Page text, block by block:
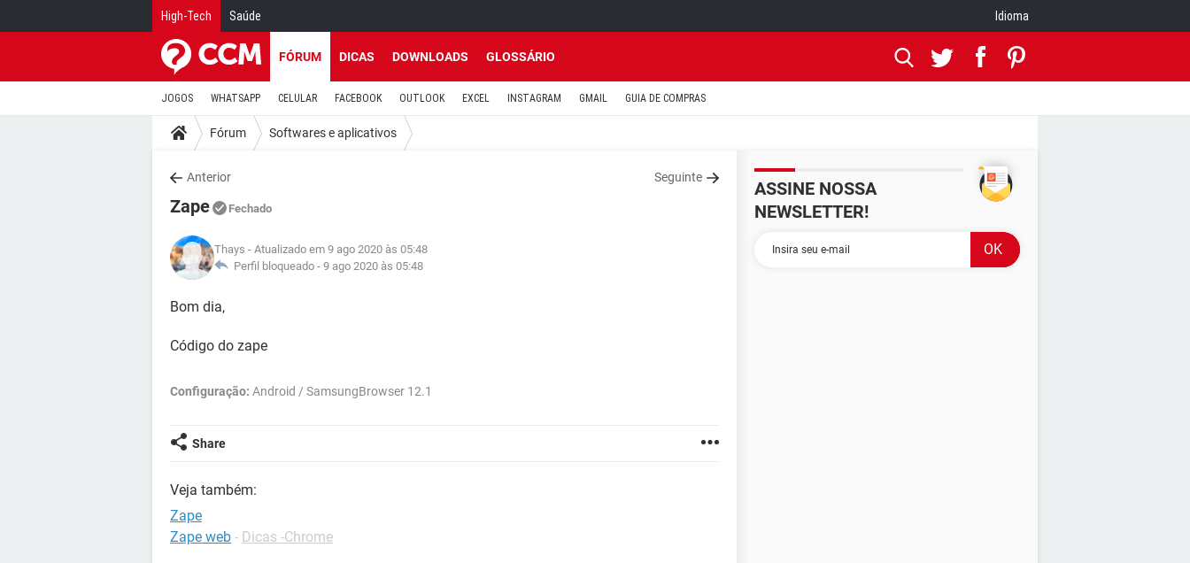
High-Tech Saúde Idioma
FÓRUM DICAS DOWNLOADS GLOSSÁRIO
JOGOS WHATSAPP CELULAR FACEBOOK OUTLOOK EXCEL INSTAGRAM GMAIL GUIA DE COMPRAS
Fórum Softwares e aplicativos
Anterior Seguinte
Zape Fechado
Thays - Atualizado em 9 ago 2020 às 05:48
Perfil bloqueado - 9 ago 2020 às 05:48
Bom dia,
Código do zape
Configuração: Android / SamsungBrowser 12.1
Share
Veja também:
Zape
Zape web - Dicas -Chrome
ASSINE NOSSA
NEWSLETTER!